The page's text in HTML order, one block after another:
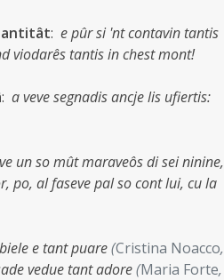
: e pûr si 'nt contavin tantis
viodarês tantis in chest mont!
: a veve segnadis ancje lis ufiertis:
un so mût maraveôs di sei ninine,
po, al faseve pal so cont lui, cu la
e tant puare(Cristina Noacco,
vedue tant adore(Maria Forte,